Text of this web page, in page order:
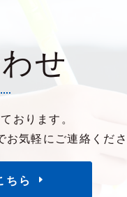
せ
おります。
お気軽にご連絡くだ
ちら